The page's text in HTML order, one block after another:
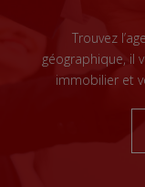
Trouvez
géographique, il
immobilier et